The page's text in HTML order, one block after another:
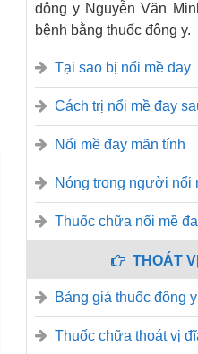
đông y Nguyễn Văn
bệnh bằng thuốc đông y.
Tại sao bị nổi mề đay
Cách trị nổi mề đay
Nổi mề đay mãn tính
Nóng trong người nổi
Thuốc chữa nổi mề
THOÁT
Bảng giá thuốc đông y
Thuốc chữa thoát vị